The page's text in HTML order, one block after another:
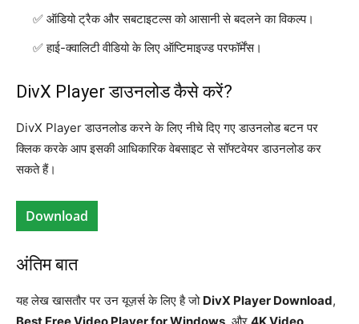
ऑडियो ट्रैक और सबटाइटल्स को आसानी से बदलने का विकल्प।
हाई-क्वालिटी वीडियो के लिए ऑप्टिमाइज्ड परफॉर्मेंस।
DivX Player डाउनलोड कैसे करें?
DivX Player डाउनलोड करने के लिए नीचे दिए गए डाउनलोड बटन पर
क्लिक करके आप इसकी आधिकारिक वेबसाइट से सॉफ्टवेयर डाउनलोड कर
सकते हैं।
Download
अंतिम बात
यह लेख खासतौर पर उन यूज़र्स के लिए है जो DivX Player Download,